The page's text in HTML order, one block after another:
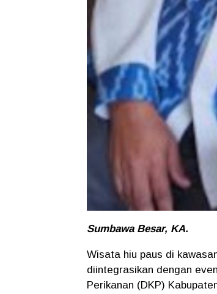
Sumbawa Besar, KA.
Wisata hiu paus di
diintegrasikan dengan
Perikanan (DKP)